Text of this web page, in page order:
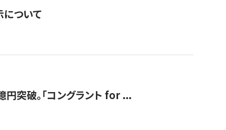
ついて
突破。「コングラント for ...